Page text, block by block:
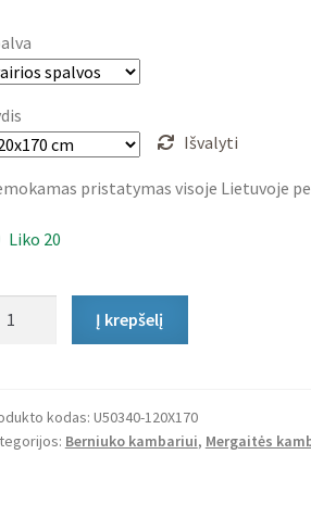
Išvalyti
pristatymas visoje Lietuvoje
Liko 20
Į krepšelį
kodas: U50340-120X170
Berniuko kambariui, Mergaitės